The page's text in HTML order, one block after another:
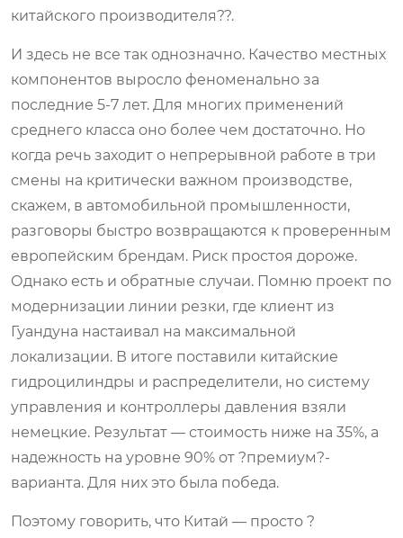
китайского производителя??.
И здесь не все так однозначно. Качество местных
компонентов выросло феноменально за
последние 5-7 лет. Для многих применений
среднего класса оно более чем достаточно. Но
когда речь заходит о непрерывной работе в три
смены на критически важном производстве,
скажем, в автомобильной промышленности,
разговоры быстро возвращаются к проверенным
европейским брендам. Риск простоя дороже.
Однако есть и обратные случаи. Помню проект по
модернизации линии резки, где клиент из
Гуандуна настаивал на максимальной
локализации. В итоге поставили китайские
гидроцилиндры и распределители, но систему
управления и контроллеры давления взяли
немецкие. Результат — стоимость ниже на 35%, а
надежность на уровне 90% от ?премиум?-
варианта. Для них это была победа.
Поэтому говорить, что Китай — просто ?